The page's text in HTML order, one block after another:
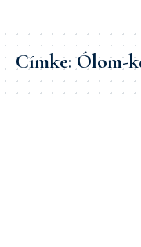
Címke:Ólom-